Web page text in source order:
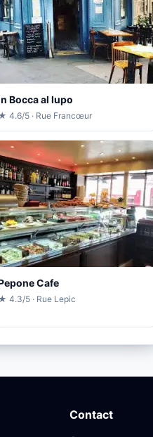
Bocca al lupo
4.6/5 · Rue Francœur
Cafe
4.3/5 · Rue Lepic
Contact